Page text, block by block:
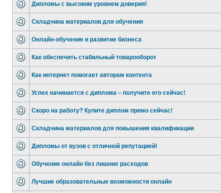
Дипломы с высоким уровнем доверия!
Складчина материалов для обучения
Онлайн-обучение и развитие бизнеса
Как обеспечить стабильный товарооборот
Как интернет помогает авторам контента
Успех начинается с диплома – получите его сейчас!
Скоро на работу? Купите диплом прямо сейчас!
Складчина материалов для повышения квалификации
Дипломы от вузов с отличной репутацией!
Обучение онлайн без лишних расходов
Лучшие образовательные возможности онлайн